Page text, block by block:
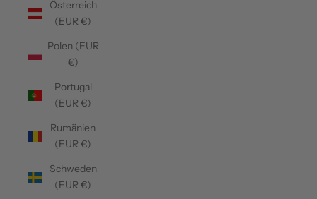
Österreich
(EUR €)
Polen (EUR
€)
Portugal
(EUR €)
Rumänien
(EUR €)
Schweden
(EUR €)